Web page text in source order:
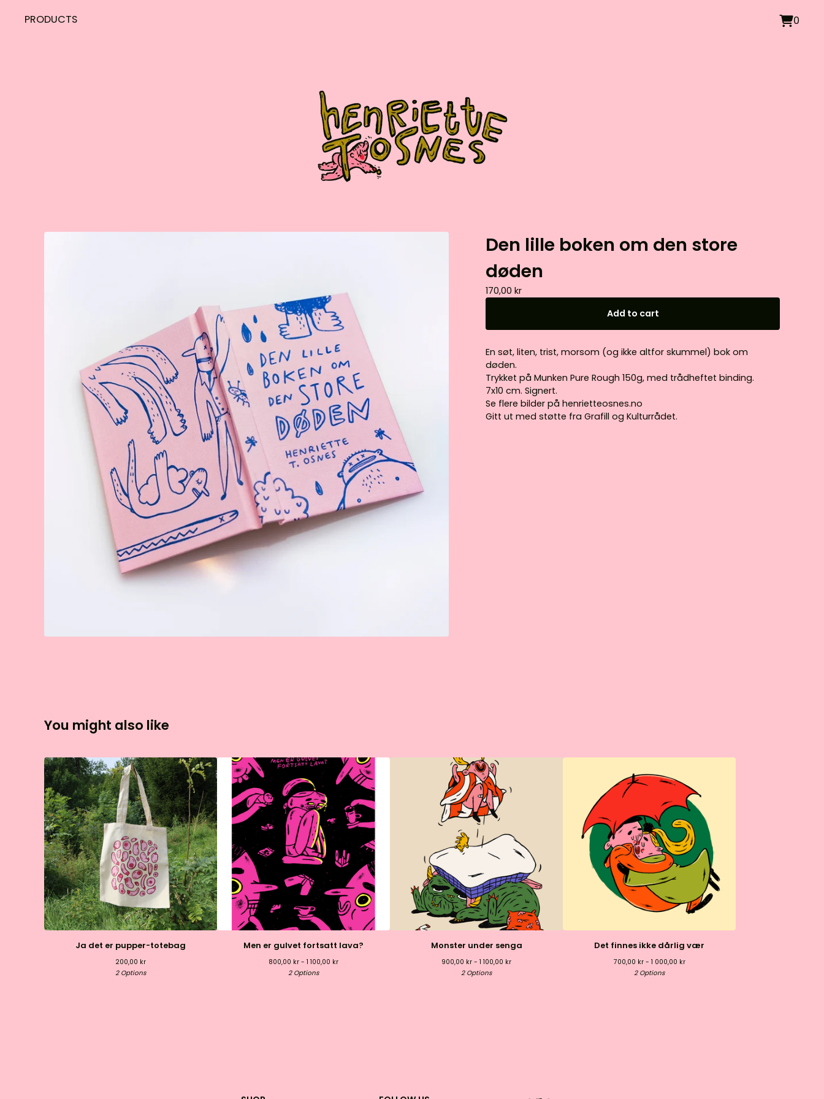
PRODUCTS 0
Den lille boken om den store
døden
170,00 kr
Add to cart
En søt, liten, trist, morsom (og ikke altfor skummel) bok om
døden.
Trykket på Munken Pure Rough 150g, med trådheftet binding.
7x10 cm. Signert.
Se flere bilder på henrietteosnes.no
Gitt ut med støtte fra Grafill og Kulturrådet.
You might also like
Ja det er pupper-totebag
200,00 kr
2 Options
Men er gulvet fortsatt lava?
800,00 kr - 1 100,00 kr
2 Options
Monster under senga
900,00 kr - 1 100,00 kr
2 Options
Det finnes ikke dårlig vær
700,00 kr- 1 000,00 kr
2 Options